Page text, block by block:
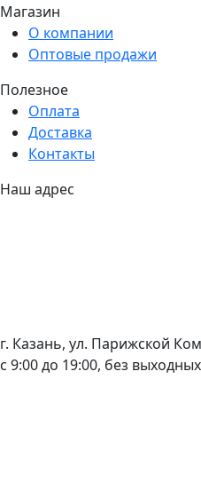
Магазин
О компании
Оптовые продажи
Полезное
Оплата
Доставка
Контакты
Наш адрес
г. Казань, ул. Парижской
с 9:00 до 19:00, без выходных